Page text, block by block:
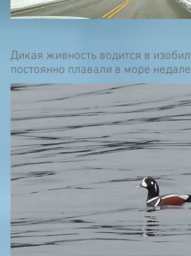
Дикая живность водится в
постоянно плавали в море